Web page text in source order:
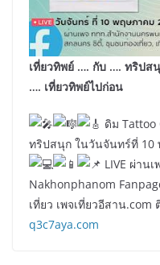
เที่ยวทิพย์ …. กับ …. ทริปส
…. เที่ยวทิพย์ไปก่อน
ดิม
ทริปสนุก ในวันจันทร์ที่ 10
LIVE ผ่าน
Nakhonphanom
เที่ยว เพจเที่ยวอีสาน
q3c7aya.com